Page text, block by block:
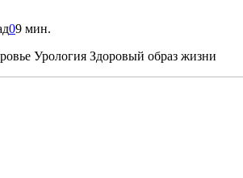
09 мин.
Урология Здоровый образ жизни